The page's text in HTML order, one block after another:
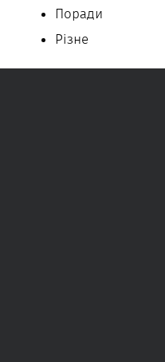
Поради
Різне